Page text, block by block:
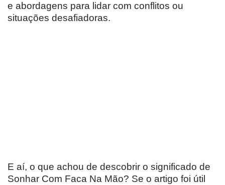
e abordagens para lidar com conflitos ou
situações desafiadoras.
E aí, o que achou de descobrir o significado de
Sonhar Com Faca Na Mão? Se o artigo foi útil